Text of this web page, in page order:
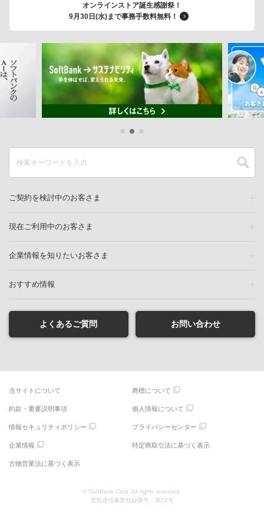
オンラインストア誕生感謝祭！
9月30日(水)まで事務手数料無料！
ご契約を検討中のお客さま
現在ご利用中のお客さま
企業情報を知りたいお客さま
おすすめ情報
よくあるご質問 お問い合わせ
当サイトについて 商標について
約款・重要説明事項 個人情報について
情報セキュリティポリシー プライバシーセンター
企業情報 特定商取引法に基づく表示
古物営業法に基づく表示
© SoftBank Corp. All rights reserved.
電気通信事業登録番号：第72号